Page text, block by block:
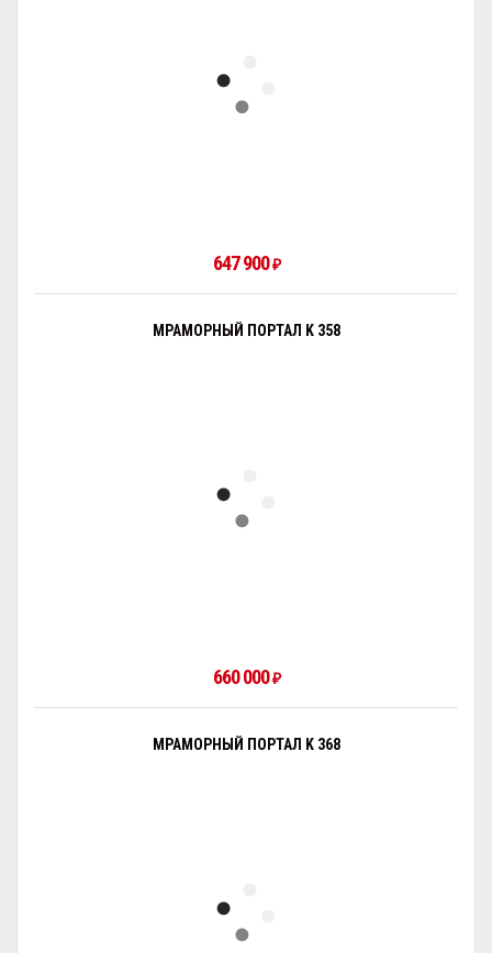
647 900₽
МРАМОРНЫЙ ПОРТАЛ K 358
660 000₽
МРАМОРНЫЙ ПОРТАЛ K 368